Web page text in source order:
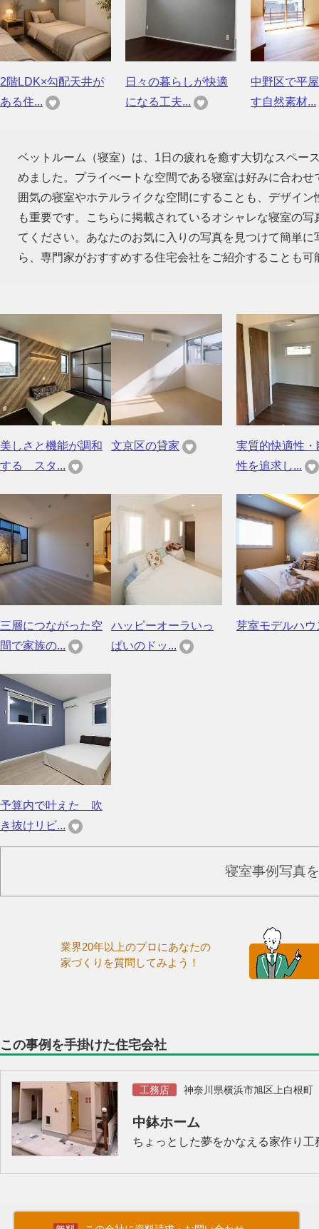
2階LDK×勾配天井が
ある住...
日々の暮らしが快適
になる工夫...
中野区で平
す自然素材...
ベットルーム（寝室）は、1日の疲れを癒す大切なスペー
めました。プライべートな空間である寝室は好みに合わ
囲気の寝室やホテルライクな空間にすることも、デザイ
も重要です。こちらに掲載されているオシャレな寝室の
てください。あなたのお気に入りの写真を見つけて簡単
ら、専門家がおすすめする住宅会社をご紹介することも可
美しさと機能が調和
する スタ...
文京区の貸家
実質的快適性・
性を追求し...
三層につながった空
間で家族の...
ハッピーオーラいっ
ぱいのドッ...
芽室モデルハウ
予算内で叶えた 吹
き抜けリビ...
寝室事例写真
業界20年以上のプロにあなたの
家づくりを質問してみよう！
この事例を手掛けた住宅会社
工務店 神奈川県横浜市旭区上白根町
中鉢ホーム
ちょっとした夢をかなえる家作り工